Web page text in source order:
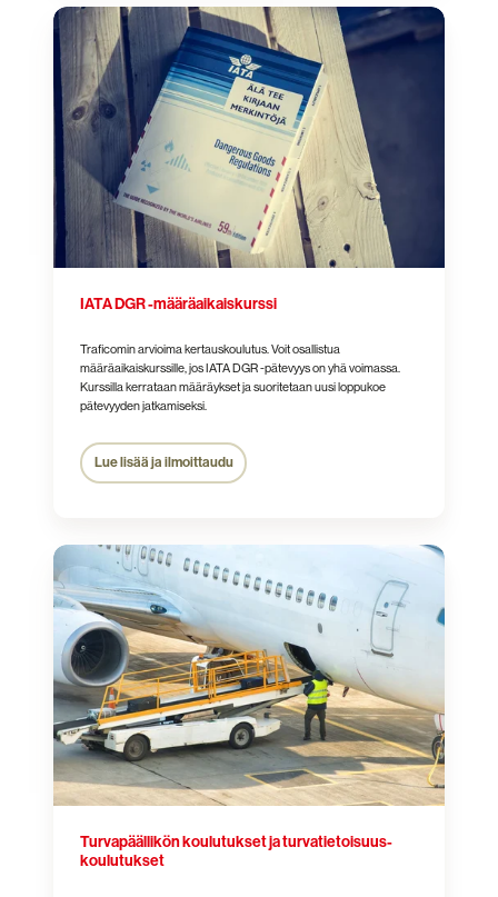
IATA
DGR
määräaikaiskurssi
IATA DGR -määräaikaiskurssi
Traficomin arvioima kertauskoulutus. Voit osallistua
määräaikaiskurssille, jos IATA DGR -pätevyys on yhä voimassa.
Kurssilla kerrataan määräykset ja suoritetaan uusi loppukoe
pätevyyden jatkamiseksi.
Lue lisää ja ilmoittaudu
Turvapäällikön
koulutukset
ja
turvatietoisuus­
koulutukset
Turvapäällikön koulutukset ja turvatietoisuus­
koulutukset